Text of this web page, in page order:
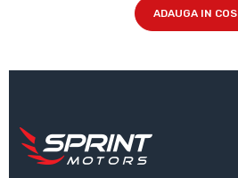
ADAUGA IN COS